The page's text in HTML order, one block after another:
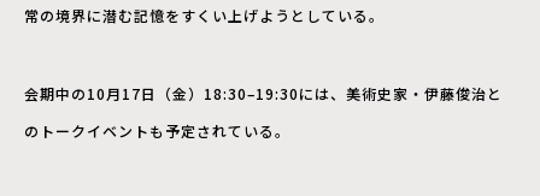
常の境界に潜む記憶をすくい上げようとしている。
会期中の10月17日（金）18:30–19:30には、美術史家・伊藤俊治と
のトークイベントも予定されている。